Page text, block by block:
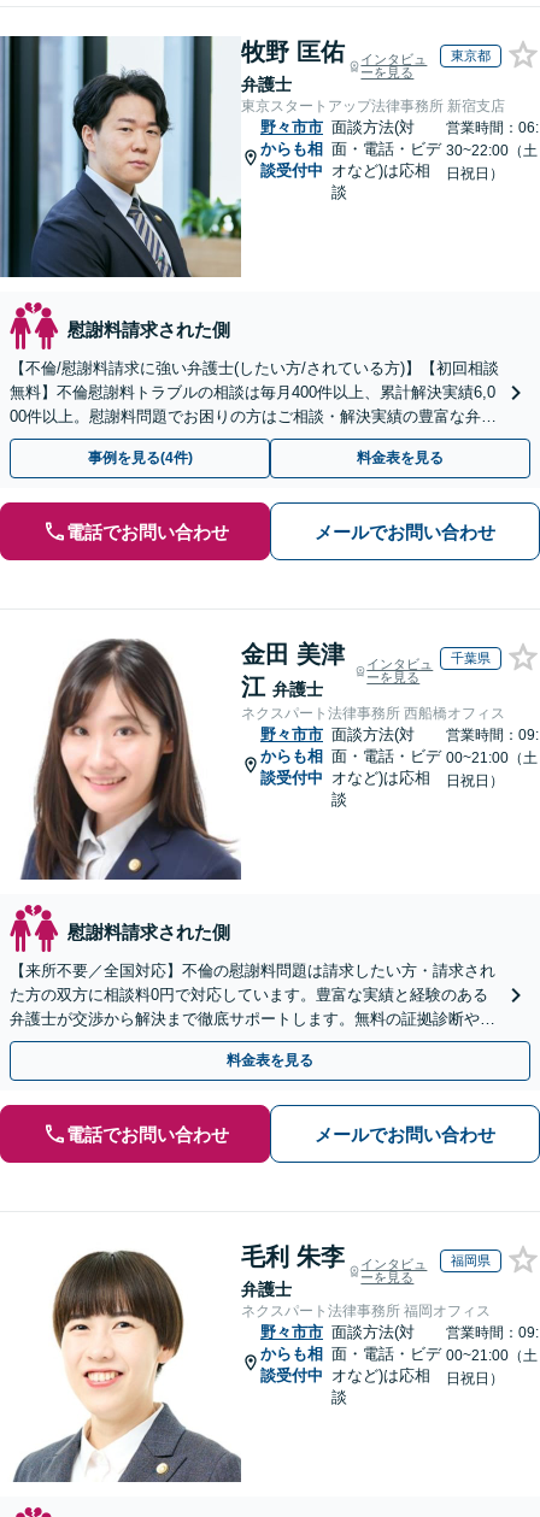
牧野 匡佑
弁護士
インタビュ
ーを見る
東京都
東京スタートアップ法律事務所 新宿支店
野々市市
からも相
談受付中
面談方法(対
面・電話・ビデ
オなど)は応相
談
営業時間：06:
30~22:00（土
日祝日）
慰謝料請求された側
【不倫/慰謝料請求に強い弁護士(したい方/されている方)】【初回相談
無料】不倫慰謝料トラブルの相談は毎月400件以上、累計解決実績6,0
00件以上。慰謝料問題でお困りの方はご相談・解決実績の豊富な弁護
士による無料相談をご利用ください。
事例を見る(4件) 料金表を見る
電話でお問い合わせ メールでお問い合わせ
金田 美津
江 弁護士
インタビュ
ーを見る
千葉県
ネクスパート法律事務所 西船橋オフィス
野々市市
からも相
談受付中
面談方法(対
面・電話・ビデ
オなど)は応相
談
営業時間：09:
00~21:00（土
日祝日）
慰謝料請求された側
【来所不要／全国対応】不倫の慰謝料問題は請求したい方・請求され
た方の双方に相談料0円で対応しています。豊富な実績と経験のある
弁護士が交渉から解決まで徹底サポートします。無料の証拠診断や着
手金の返還保証もありますので安心してご相談ください。
料金表を見る
電話でお問い合わせ メールでお問い合わせ
毛利 朱李
弁護士
インタビュ
ーを見る
福岡県
ネクスパート法律事務所 福岡オフィス
野々市市
からも相
談受付中
面談方法(対
面・電話・ビデ
オなど)は応相
談
営業時間：09:
00~21:00（土
日祝日）